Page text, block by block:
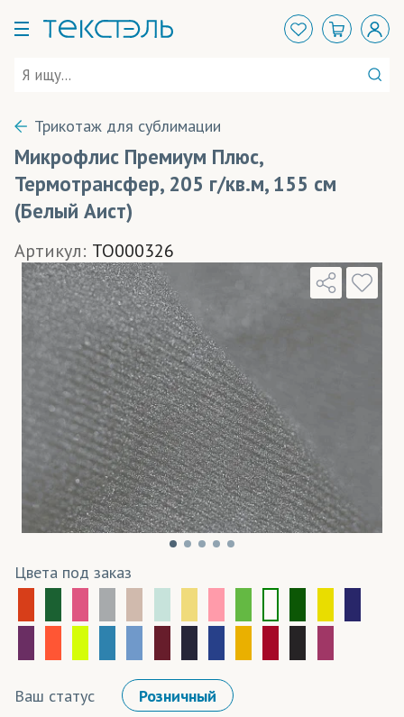
Трикотаж для сублимации
Микрофлис Премиум Плюс,
Термотрансфер, 205 г/кв.м, 155 см
(Белый Аист)
Артикул: TO000326
Цвета под заказ
Ваш статус
Розничный